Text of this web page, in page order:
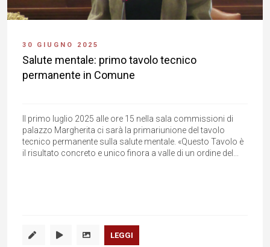
30 GIUGNO 2025
Salute mentale: primo tavolo tecnico
permanente in Comune
Il primo luglio 2025 alle ore 15 nella sala commissioni di
palazzo Margherita ci sarà la primariunione del tavolo
tecnico permanente sulla salute mentale. «Questo Tavolo è
il risultato concreto e unico finora a valle di un ordine del...
LEGGI